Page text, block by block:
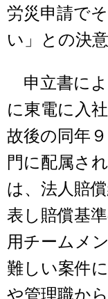
労災申請で
い」との決
申立書によ
に東電に入
故後の同年
門に配属さ
は、法人賠
表し賠償基
用チームメ
難しい案件
や管理職か